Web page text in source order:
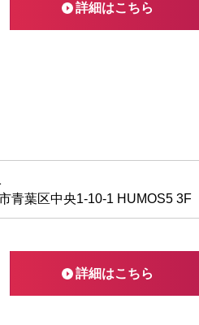
詳細はこちら
青葉区中央1-10-1 HUMOS5 3F
詳細はこちら